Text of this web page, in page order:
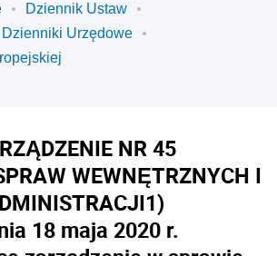
Dziennik Ustaw
Dzienniki Urzędowe
NR 45
WEWNĘTRZNYCH I
1)
18 maja 2020 r.